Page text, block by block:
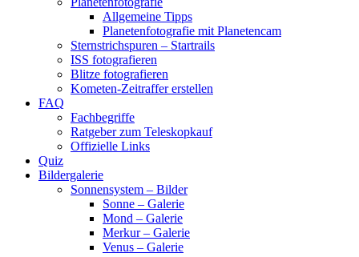
Allgemeine Tipps
Planetenfotografie mit Planetencam
Sternstrichspuren – Startrails
ISS fotografieren
Blitze fotografieren
Kometen-Zeitraffer erstellen
FAQ
Fachbegriffe
Ratgeber zum Teleskopkauf
Offizielle Links
Quiz
Bildergalerie
Sonnensystem – Bilder
Sonne – Galerie
Mond – Galerie
Merkur – Galerie
Venus – Galerie